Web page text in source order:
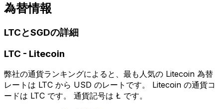
為替情報
LTCとSGDの詳細
LTC - Litecoin
弊社の通貨ランキングによると、最も人気の Litecoin 為替
レートは LTC から USD のレートです。 Litecoin の通貨コ
ードは LTC です。 通貨記号は Ł です。